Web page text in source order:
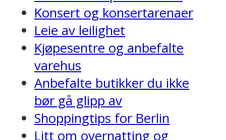
Konsert og konsertarenaer
Leie av leilighet
Kjøpesentre og anbefalte
varehus
Anbefalte butikker du ikke
bør gå glipp av
Shoppingtips for Berlin
Litt om overnatting og